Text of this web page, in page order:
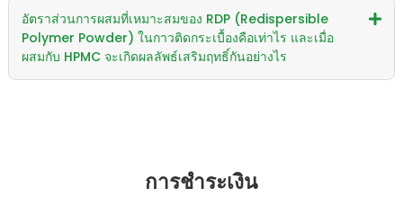
อัตราส่วนการผสมที่เหมาะสมของ RDP (Redispersible
Polymer Powder) ในกาวติดกระเบื้องคือเท่าไร และเมื่อ
ผสมกับ HPMC จะเกิดผลลัพธ์เสริมฤทธิ์กันอย่างไร
การชำระเงิน